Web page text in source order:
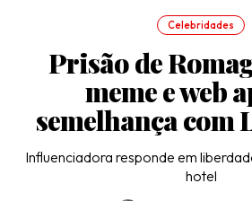
Celebridades
Prisão de
meme e web
semelhança com
Influenciadora responde em
hotel